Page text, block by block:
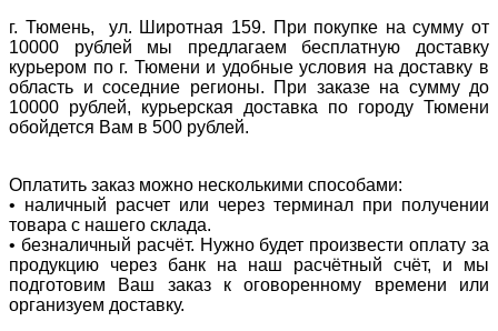
г. Тюмень, ул. Широтная 159. При покупке на сумму от
10000 рублей мы предлагаем бесплатную доставку
курьером по г. Тюмени и удобные условия на доставку в
область и соседние регионы. При заказе на сумму до
10000 рублей, курьерская доставка по городу Тюмени
обойдется Вам в 500 рублей.
Оплатить заказ можно несколькими способами:
• наличный расчет или через терминал при получении
товара с нашего склада.
• безналичный расчёт. Нужно будет произвести оплату за
продукцию через банк на наш расчётный счёт, и мы
подготовим Ваш заказ к оговоренному времени или
организуем доставку.